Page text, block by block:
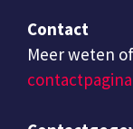
Contact
Meer weten
contactpagina